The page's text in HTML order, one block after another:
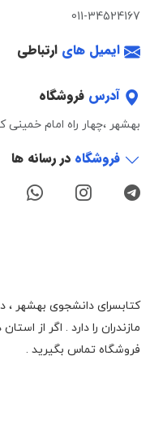
011-34524167
ایمیل های ارتباطی
آدرس فروشگاه
بهشهر ،چهار راه امام خمینی
فروشگاه در رسانه ها
کتابسرای دانشجوی بهشهر ،
مازندران را دارد . اگر از
فروشگاه تماس بگیرید .